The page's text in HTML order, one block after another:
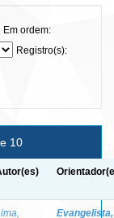
Em ordem:
Registro(s):
10
Evangelista,